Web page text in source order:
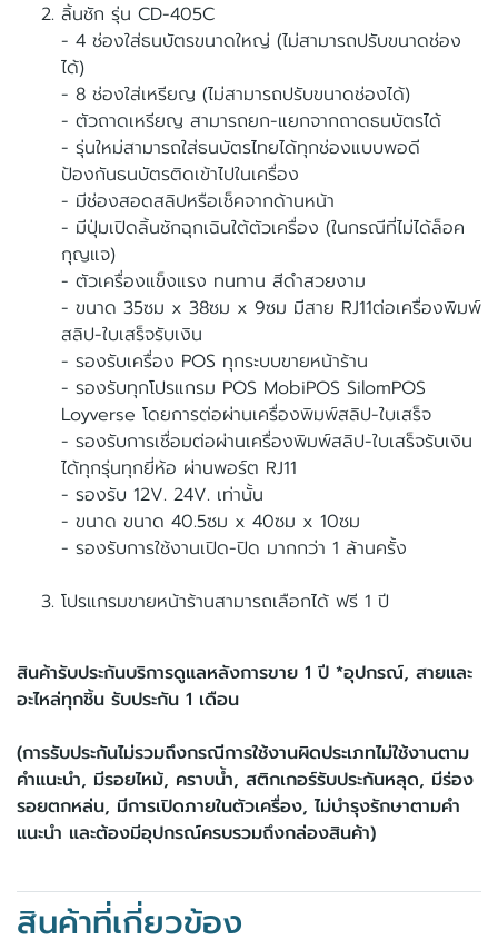
ลิ้นชัก รุ่น CD-405C
- 4 ช่องใส่ธนบัตรขนาดใหญ่ (ไม่สามารถปรับขนาดช่อง
ได้)
- 8 ช่องใส่เหรียญ (ไม่สามารถปรับขนาดช่องได้)
- ตัวถาดเหรียญ สามารถยก-แยกจากถาดธนบัตรได้
- รุ่นใหม่สามารถใส่ธนบัตรไทยได้ทุกช่องแบบพอดี
ป้องกันธนบัตรติดเข้าไปในเครื่อง
- มีช่องสอดสลิปหรือเช็คจากด้านหน้า
- มีปุ่มเปิดลิ้นชักฉุกเฉินใต้ตัวเครื่อง (ในกรณีที่ไม่ได้ล็อค
กุญแจ)
- ตัวเครื่องแข็งแรง ทนทาน สีดำสวยงาม
- ขนาด 35ซม x 38ซม x 9ซม มีสาย RJ11ต่อเครื่องพิมพ์
สลิป-ใบเสร็จรับเงิน
- รองรับเครื่อง POS ทุกระบบขายหน้าร้าน
- รองรับทุกโปรแกรม POS MobiPOS SilomPOS
Loyverse โดยการต่อผ่านเครื่องพิมพ์สลิป-ใบเสร็จ
- รองรับการเชื่อมต่อผ่านเครื่องพิมพ์สลิป-ใบเสร็จรับเงิน
ได้ทุกรุ่นทุกยี่ห้อ ผ่านพอร์ต RJ11
- รองรับ 12V. 24V. เท่านั้น
- ขนาด ขนาด 40.5ซม x 40ซม x 10ซม
- รองรับการใช้งานเปิด-ปิด มากกว่า 1 ล้านครั้ง
โปรแกรมขายหน้าร้านสามารถเลือกได้ ฟรี 1 ปี
สินค้ารับประกันบริการดูแลหลังการขาย 1 ปี *อุปกรณ์, สายและ
อะไหล่ทุกชิ้น รับประกัน 1 เดือน
(การรับประกันไม่รวมถึงกรณีการใช้งานผิดประเภทไม่ใช้งานตาม
คำแนะนำ, มีรอยไหม้, คราบน้ำ, สติกเกอร์รับประกันหลุด, มีร่อง
รอยตกหล่น, มีการเปิดภายในตัวเครื่อง, ไม่บำรุงรักษาตามคำ
แนะนำ และต้องมีอุปกรณ์ครบรวมถึงกล่องสินค้า)
สินค้าที่เกี่ยวข้อง